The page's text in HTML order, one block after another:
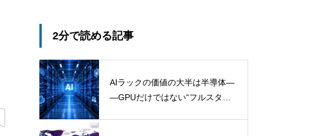
2分で読める記事
AIラックの価値の大半は半導体―
―GPUだけではない“フルスタッ